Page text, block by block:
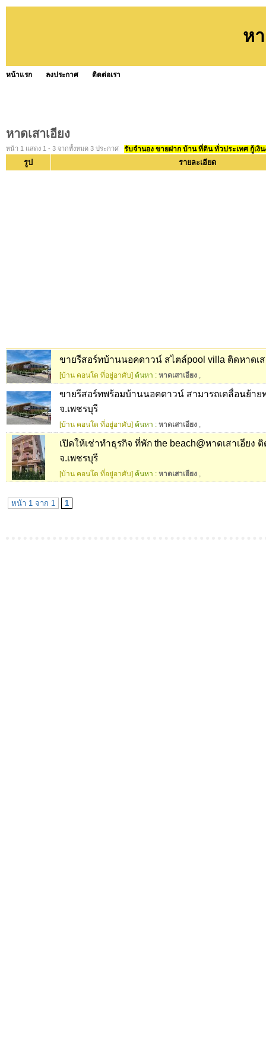
ห
หน้าแรก ลงประกาศ ติดต่อเรา
หาดเสาเอียง
หน้า 1 แสดง 1 - 3 จากทั้งหมด 3 ประกาศ รับจำนอง ขายฝาก บ้าน ที่ดิน ทั่วประเทศ กู้เงิ
รูป รายละเอียด
ขายรีสอร์ทบ้านนอคดาวน์ สไตล์pool villa ติดหาดเส
[บ้าน คอนโด ที่อยู่อาศับ] ค้นหา : หาดเสาเอียง ,
ขายรีสอร์ทพร้อมบ้านนอคดาวน์ สามารถเคลื่อนย้าย
จ.เพชรบุรี
[บ้าน คอนโด ที่อยู่อาศับ] ค้นหา : หาดเสาเอียง ,
เปิดให้เช่าทำธุรกิจ ที่พัก the beach@หาดเสาเอียง ติ
จ.เพชรบุรี
[บ้าน คอนโด ที่อยู่อาศับ] ค้นหา : หาดเสาเอียง ,
หน้า 1 จาก 1 1